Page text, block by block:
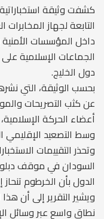
كشفت وثيقة
التابعة لجهاز
داخل المؤسسات
الجماعات الإسلامية
دول الخليج.
عن كثب التصريحات
أعضاء الحركة
وسط التصعيد الإقليمي
وتحذر التقييمات
السودان في موقف
الدول بأن الخرطوم
ويشير التقرير إلى أن
نطاق واسع عبر وسائل